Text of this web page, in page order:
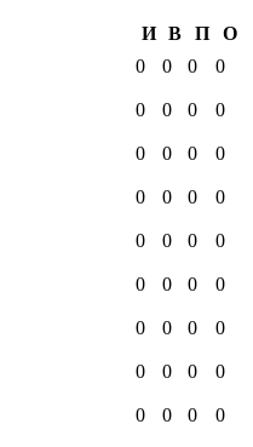
И В П
О
0 0 0 0
0 0 0 0
0 0 0 0
0 0 0 0
0 0 0 0
0 0 0 0
0 0 0 0
0 0 0 0
0 0 0 0